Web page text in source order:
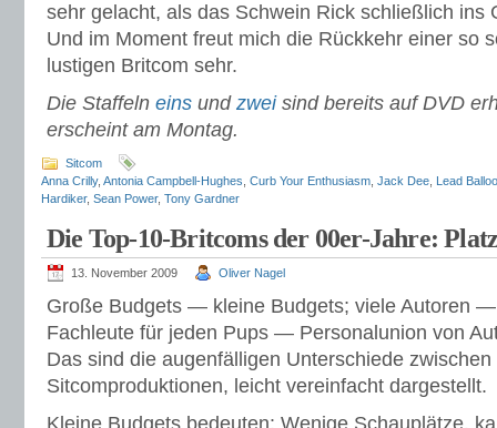
sehr gelacht, als das Schwein Rick schließlich ins
Und im Moment freut mich die Rückkehr einer so
lustigen Britcom sehr.
Die Staffeln eins und zweisind bereits auf DVD
erscheint am Montag.
Sitcom
Anna Crilly, Antonia Campbell-Hughes Curb Your Enthusiasm Jack Dee Lead
Hardiker, Sean Power, Tony Gardner
Die Top-10-Britcoms der 00er-Jahre:
13. November 2009 Oliver Nagel
Große Budgets — kleine Budgets; viele Autoren
Fachleute für jeden Pups — Personalunion von
Das sind die augenfälligen Unterschiede
Sitcomproduktionen, leicht vereinfacht dargestellt.
Kleine Budgets bedeuten: Wenige Schauplätze,